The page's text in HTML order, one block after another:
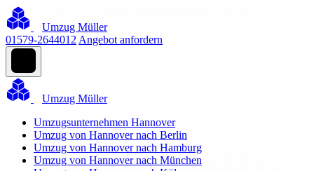
Umzug Müller
01579-2644012 Angebot anfordern
Umzug Müller
Umzugsunternehmen Hannover
Umzug von Hannover nach Berlin
Umzug von Hannover nach Hamburg
Umzug von Hannover nach München